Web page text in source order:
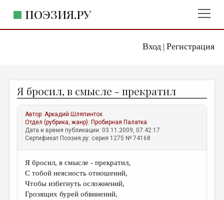
Вход| Регистрация
ПОЭЗИЯ.РУ
ЖАНРЫ
АВТОРЫ
КОММЕНТАРИИ
ЛИТСАЛОН
НОВОСТИ
ПРАВИЛА САЙТА
Я бросил, в смысле - прекратил
Автор:Аркадий Шляпинтох
Отдел (рубрика, жанр): Пробирная Палатка
Дата и время публикации: 03.11.2009, 07:42:17
Сертификат Поэзия.ру: серия 1275 № 74168
Я бросил, в смысле - прекратил,
С тобой неясность отношений,
Чтобы избегнуть осложнений,
Грозящих бурей обвинений,